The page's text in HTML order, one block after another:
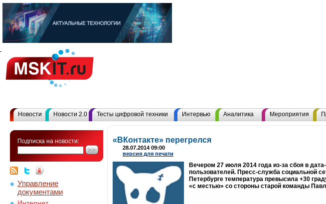
Новости Новости 2.0 Тесты цифровой техники Интервью Аналитика Мероприятия
Подписка на новости:
Управление
документами
«ВКонтакте» перегрелся
28.07.2014 09:00
версия для печати
Вечером 27 июля 2014 года из-за сбоя в
пользователей. Пресс-служба социальной
Петербурге температура превысила +30
«с местью» со стороны старой команды